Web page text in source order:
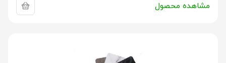
مشاهده محصول